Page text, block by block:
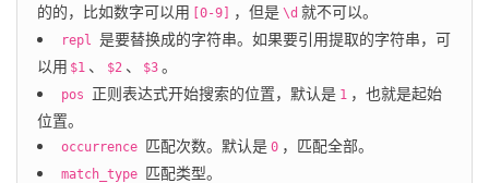
的的，比如数字可以用
[0-9] ，但是 \d 就不可以。
repl 是要替换成的字符串。如果要引用提取的字符串，可
以用 $1 、 $2 、 $3 。
pos 正则表达式开始搜索的位置，默认是 1 ，也就是起始
位置。
occurrence 匹配次数。默认是 0 ，匹配全部。
match_type 匹配类型。